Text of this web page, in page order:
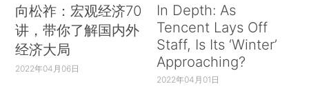
向松祚：宏观经济70
讲，带你了解国内外
经济大局
2022年04月06日
In Depth: As
Tencent Lays Off
Staff, Is Its ‘Winter’
Approaching?
2022年04月01日